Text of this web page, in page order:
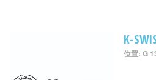
K-
位置: G